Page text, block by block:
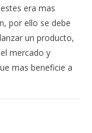
era mas
por ello se debe
un producto,
mercado y
mas beneficie a